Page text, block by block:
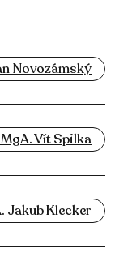
Novozámský
Vít Spilka
Jakub Klecker